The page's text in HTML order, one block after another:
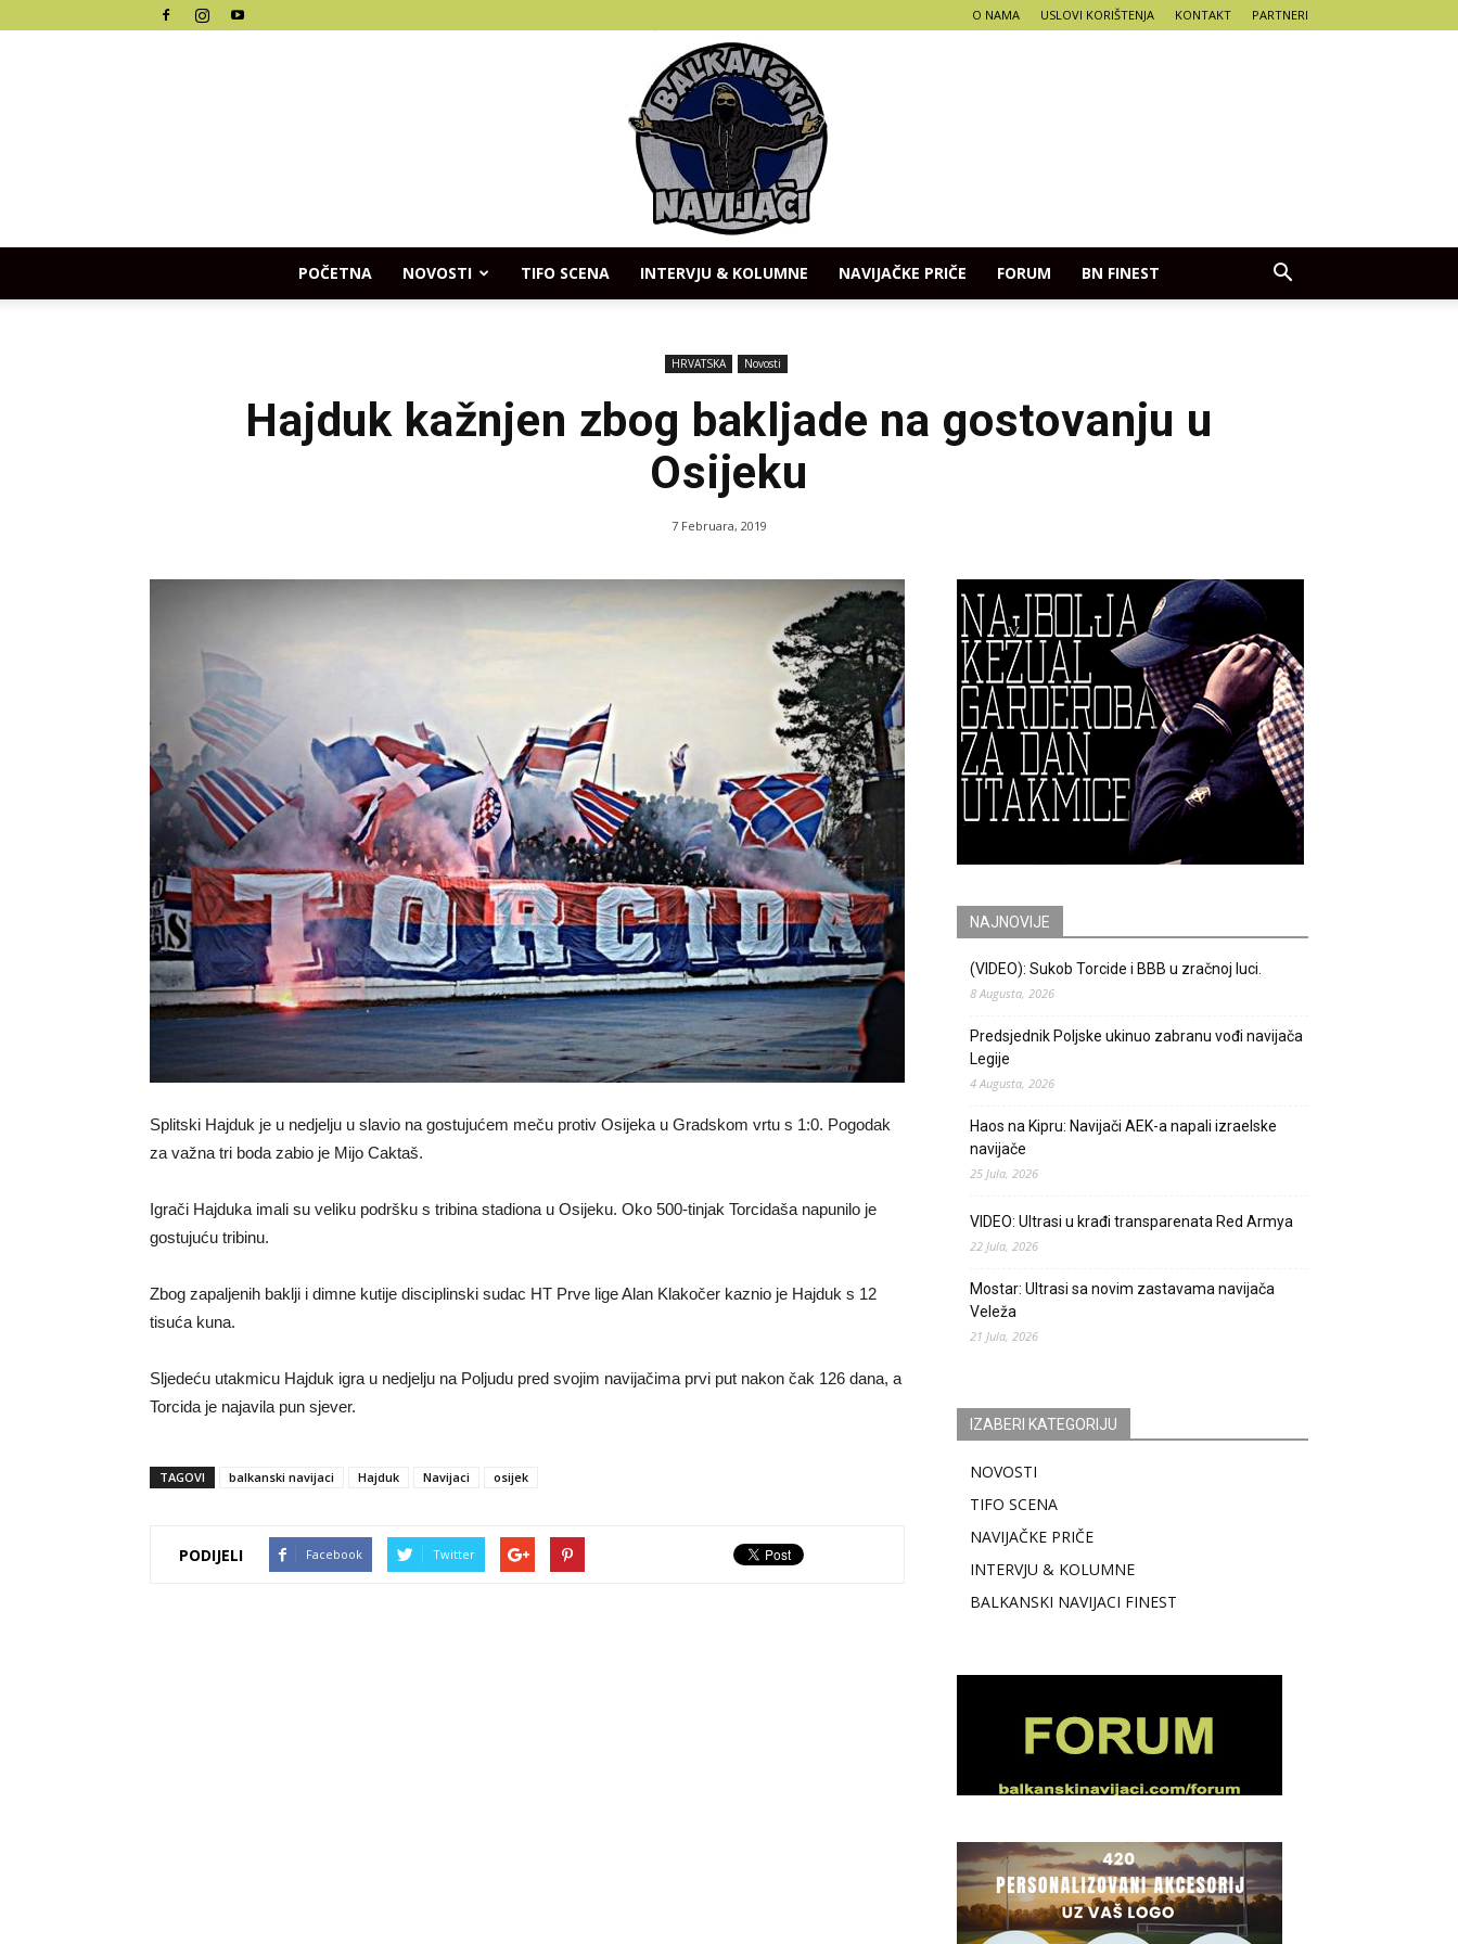
O NAMA USLOVI KORIŠTENJA KONTAKT PARTNERI
Navijaci
POČETNA NOVOSTI TIFO SCENA INTERVJU & KOLUMNE NAVIJAČKE PRIČE FORUM BN FINEST
HRVATSKA Novosti
Hajduk kažnjen zbog bakljade na gostovanju u
Osijeku
7 Februara, 2019
Splitski Hajduk je u nedjelju u slavio na gostujućem meču protiv Osijeka u Gradskom vrtu s 1:0. Pogodak
za važna tri boda zabio je Mijo Caktaš.
Igrači Hajduka imali su veliku podršku s tribina stadiona u Osijeku. Oko 500-tinjak Torcidaša napunilo je
gostujuću tribinu.
Zbog zapaljenih baklji i dimne kutije disciplinski sudac HT Prve lige Alan Klakočer kaznio je Hajduk s 12
tisuća kuna.
Sljedeću utakmicu Hajduk igra u nedjelju na Poljudu pred svojim navijačima prvi put nakon čak 126 dana, a
Torcida je najavila pun sjever.
TAGOVI balkanski navijaci Hajduk Navijaci osijek
PODIJELI Facebook Twitter
NAJNOVIJE
(VIDEO): Sukob Torcide i BBB u zračnoj luci.
8 Augusta, 2026
Predsjednik Poljske ukinuo zabranu vođi navijača
Legije
4 Augusta, 2026
Haos na Kipru: Navijači AEK-a napali izraelske
navijače
25 Jula, 2026
VIDEO: Ultrasi u krađi transparenata Red Armya
22 Jula, 2026
Mostar: Ultrasi sa novim zastavama navijača
Veleža
21 Jula, 2026
IZABERI KATEGORIJU
NOVOSTI
TIFO SCENA
NAVIJAČKE PRIČE
INTERVJU & KOLUMNE
BALKANSKI NAVIJACI FINEST